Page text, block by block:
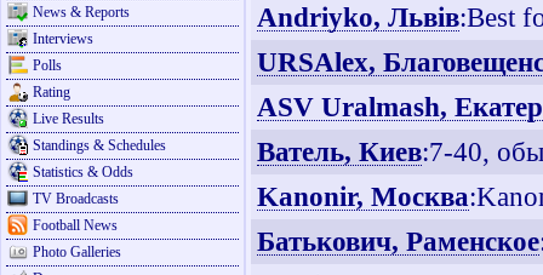
News & Reports
Interviews
Polls
Rating
Live Results
Standings & Schedules
Statistics & Odds
TV Broadcasts
Football News
Photo Galleries
Andriyko, Львiв:Best
URSAlex,
ASV Uralmash,
Ватель, Киев:7-40,
Kanonir, Москва
Батькович, Раменское